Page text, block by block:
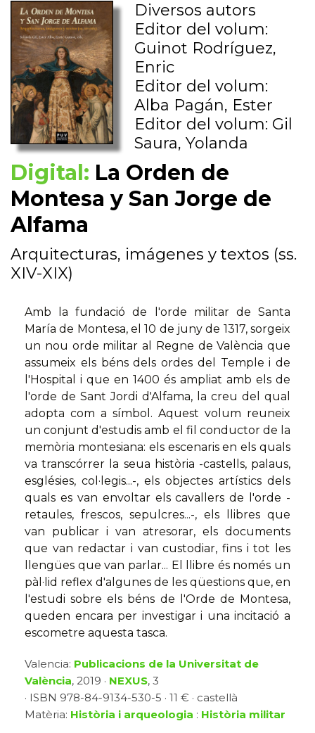
Diversos autors
Editor del volum:
Guinot Rodríguez,
Enric
Editor del volum:
Alba Pagán, Ester
Editor del volum: Gil
Saura, Yolanda
Digital: La Orden de
Montesa y San Jorge de
Alfama
Arquitecturas, imágenes y textos (ss.
XIV-XIX)
Amb la fundació de l'orde militar de Santa
María de Montesa, el 10 de juny de 1317, sorgeix
un nou orde militar al Regne de València que
assumeix els béns dels ordes del Temple i de
l'Hospital i que en 1400 és ampliat amb els de
l'orde de Sant Jordi d'Alfama, la creu del qual
adopta com a símbol. Aquest volum reuneix
un conjunt d'estudis amb el fil conductor de la
memòria montesiana: els escenaris en els quals
va transcórrer la seua història -castells, palaus,
esglésies, col·legis...-, els objectes artístics dels
quals es van envoltar els cavallers de l'orde -
retaules, frescos, sepulcres...-, els llibres que
van publicar i van atresorar, els documents
que van redactar i van custodiar, fins i tot les
llengües que van parlar... El llibre és només un
pàl·lid reflex d'algunes de les qüestions que, en
l'estudi sobre els béns de l'Orde de Montesa,
queden encara per investigar i una incitació a
escometre aquesta tasca.
Valencia: Publicacions de la Universitat de
València, 2019 · NEXUS, 3
· ISBN 978-84-9134-530-5 · 11 € · castellà
Matèria: Història i arqueologia : Història militar